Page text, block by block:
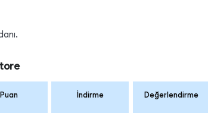
Puan İndirme Değerlendirme